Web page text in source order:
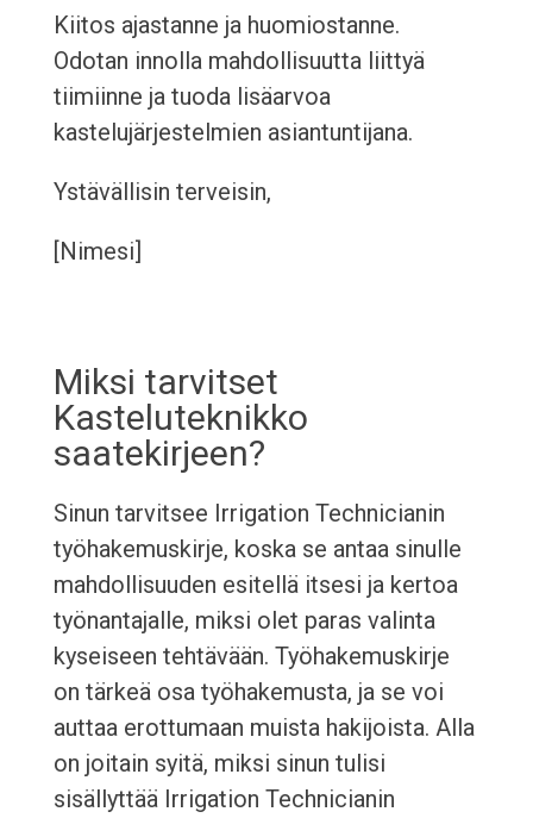
Kiitos ajastanne ja huomiostanne.
Odotan innolla mahdollisuutta liittyä
tiimiinne ja tuoda lisäarvoa
kastelujärjestelmien asiantuntijana.
Ystävällisin terveisin,
[Nimesi]
Miksi tarvitset
Kasteluteknikko
saatekirjeen?
Sinun tarvitsee Irrigation Technicianin
työhakemuskirje, koska se antaa sinulle
mahdollisuuden esitellä itsesi ja kertoa
työnantajalle, miksi olet paras valinta
kyseiseen tehtävään. Työhakemuskirje
on tärkeä osa työhakemusta, ja se voi
auttaa erottumaan muista hakijoista. Alla
on joitain syitä, miksi sinun tulisi
sisällyttää Irrigation Technicianin